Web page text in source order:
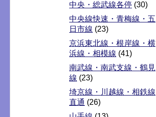
中央・総武線各停 (30)
中央線快速・青梅線・五
日市線 (23)
京浜東北線・根岸線・横
浜線・相模線 (41)
南武線・南武支線・鶴見
線 (23)
埼京線・川越線・相鉄線
直通 (26)